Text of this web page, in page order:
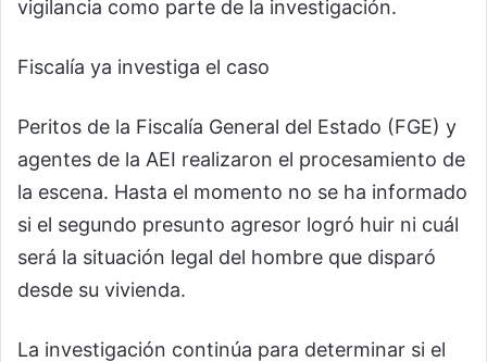
vigilancia como parte de la investigación.
Fiscalía ya investiga el caso
Peritos de la Fiscalía General del Estado (FGE) y
agentes de la AEI realizaron el procesamiento de
la escena. Hasta el momento no se ha informado
si el segundo presunto agresor logró huir ni cuál
será la situación legal del hombre que disparó
desde su vivienda.
La investigación continúa para determinar si el